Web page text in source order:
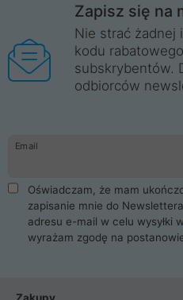
Zapisz się na
Nie strać żadnej
kodu
subskrybentów.
odbiorców
Email
Oświadczam, że mam
zapisanie mnie do
adresu e-mail w celu wysyłki
wyrażam zgodę na